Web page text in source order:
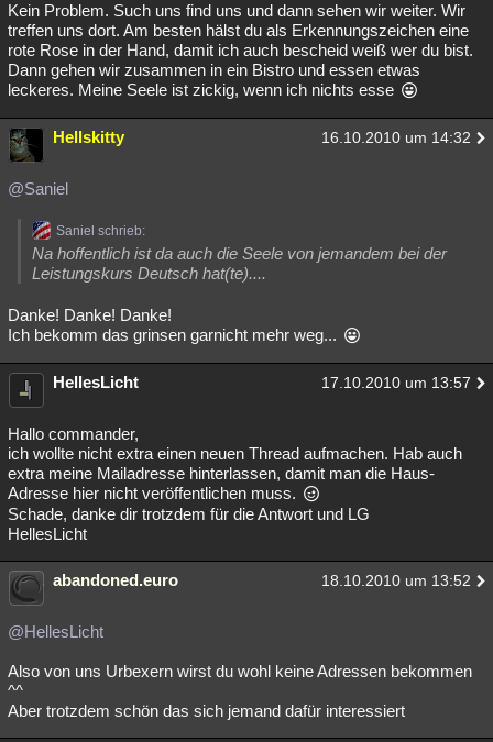
Kein Problem. Such uns find uns und dann sehen wir weiter. Wir
treffen uns dort. Am besten hälst du als Erkennungszeichen eine
rote Rose in der Hand, damit ich auch bescheid weiß wer du bist.
Dann gehen wir zusammen in ein Bistro und essen etwas
leckeres. Meine Seele ist zickig, wenn ich nichts esse
Hellskitty 16.10.2010 um 14:32
@Saniel
Saniel schrieb:
Na hoffentlich ist da auch die Seele von jemandem bei der
Leistungskurs Deutsch hat(te)....
Danke! Danke! Danke!
Ich bekomm das grinsen garnicht mehr weg...
HellesLicht 17.10.2010 um 13:57
Hallo commander,
ich wollte nicht extra einen neuen Thread aufmachen. Hab auch
extra meine Mailadresse hinterlassen, damit man die Haus-
Adresse hier nicht veröffentlichen muss.
Schade, danke dir trotzdem für die Antwort und LG
HellesLicht
abandoned.euro 18.10.2010 um 13:52
@HellesLicht
Also von uns Urbexern wirst du wohl keine Adressen bekommen
^^
Aber trotzdem schön das sich jemand dafür interessiert